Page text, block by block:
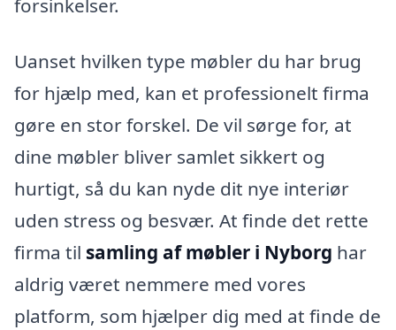
Uanset hvilken type møbler du har brug
for hjælp med, kan et professionelt firma
gøre en stor forskel. De vil sørge for, at
dine møbler bliver samlet sikkert og
hurtigt, så du kan nyde dit nye interiør
uden stress og besvær. At finde det rette
firma til samling af møbler i Nyborg har
aldrig været nemmere med vores
platform, som hjælper dig med at finde de